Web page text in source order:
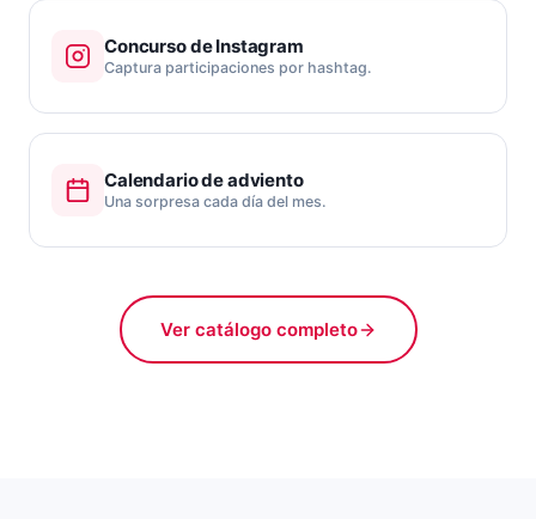
Concurso de Instagram
Captura participaciones por hashtag.
Calendario de adviento
Una sorpresa cada día del mes.
Ver catálogo completo